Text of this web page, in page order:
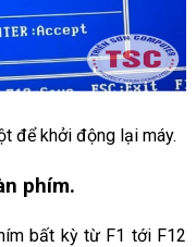
để khởi động lại máy.
phím.
bất kỳ từ F1 tới F12